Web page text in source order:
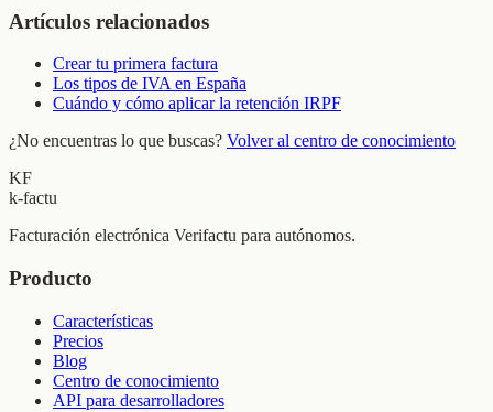
Artículos relacionados
Crear tu primera factura
Los tipos de IVA en España
Cuándo y cómo aplicar la retención IRPF
¿No encuentras lo que buscas? Volver al centro de conocimiento
KF
k-factu
Facturación electrónica Verifactu para autónomos.
Producto
Características
Precios
Blog
Centro de conocimiento
API para desarrolladores